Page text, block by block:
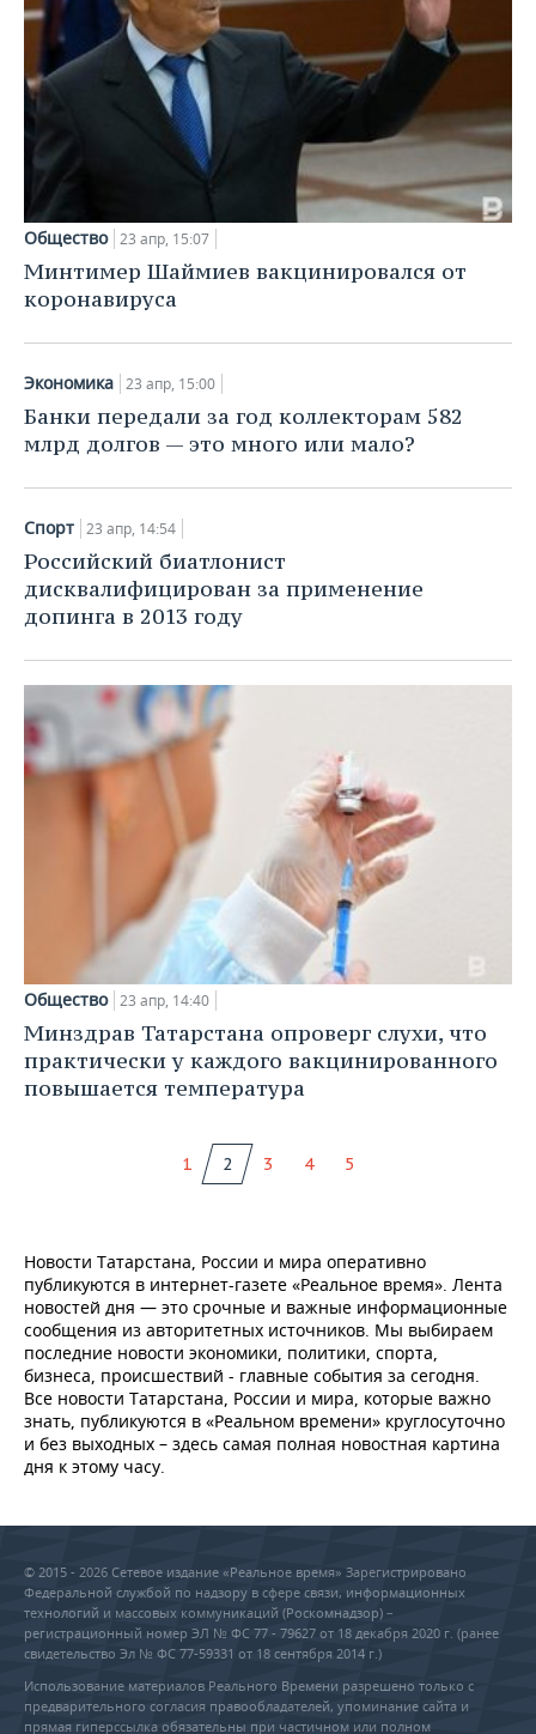
Общество 23 апр, 15:07
Минтимер Шаймиев вакцинировался от
коронавируса
Экономика 23 апр, 15:00
Банки передали за год коллекторам 582
млрд долгов — это много или мало?
Спорт 23 апр, 14:54
Российский биатлонист
дисквалифицирован за применение
допинга в 2013 году
Общество 23 апр, 14:40
Минздрав Татарстана опроверг слухи, что
практически у каждого вакцинированного
повышается температура
1 2 3 4 5
Новости Татарстана, России и мира оперативно
публикуются в интернет-газете «Реальное время». Лента
новостей дня — это срочные и важные информационные
сообщения из авторитетных источников. Мы выбираем
последние новости экономики, политики, спорта,
бизнеса, происшествий - главные события за сегодня.
Все новости Татарстана, России и мира, которые важно
знать, публикуются в «Реальном времени» круглосуточно
и без выходных – здесь самая полная новостная картина
дня к этому часу.
© 2015 - 2026 Сетевое издание «Реальное время» Зарегистрировано
Федеральной службой по надзору в сфере связи, информационных
технологий и массовых коммуникаций (Роскомнадзор) –
регистрационный номер ЭЛ № ФС 77 - 79627 от 18 декабря 2020 г. (ранее
свидетельство Эл № ФС 77-59331 от 18 сентября 2014 г.)
Использование материалов Реального Времени разрешено только с
предварительного согласия правообладателей, упоминание сайта и
прямая гиперссылка обязательны при частичном или полном